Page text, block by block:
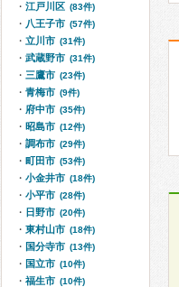
江戸川区 (83件)
八王子市 (57件)
立川市 (31件)
武蔵野市 (31件)
三鷹市 (23件)
青梅市 (9件)
府中市 (35件)
昭島市 (12件)
調布市 (29件)
町田市 (53件)
小金井市 (18件)
小平市 (28件)
日野市 (20件)
東村山市 (18件)
国分寺市 (13件)
国立市 (10件)
福生市 (10件)